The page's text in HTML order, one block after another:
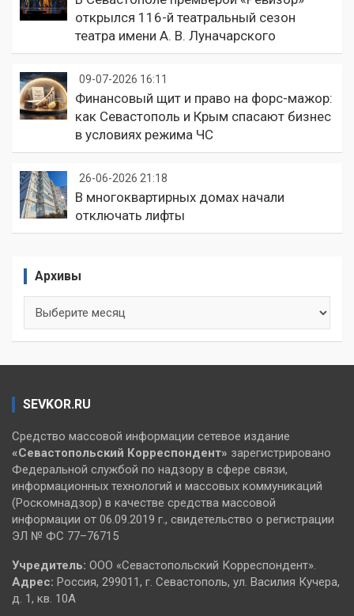
открылся 116-й театральный сезон
театра имени А. В. Луначарского
09-07-2026 16:11
Финансовый щит и право на форс-мажор:
как Севастополь и Крым спасают бизнес
в условиях режима ЧС
26-06-2026 21:18
В многоквартирных домах начали
отключать лифты
Архивы
SEVKOR.RU
Средство массовой информации сетевое издание
«Севастопольский Корреспондент» зарегистрировано
Федеральной службой по надзору в сфере связи,
информационных технологий и массовых коммуникаций
(Роскомнадзор) в качестве средства массовой
информации от 06.09.2019 г., свидетельство о регистрации
ЭЛ № ФС 77–76715
Учредитель: ООО «Севастопольский Корреспондент».
Адрес: Россия, 299011, г. Севастополь, ул. Василия Кучера,
д. 1, кв. 10А